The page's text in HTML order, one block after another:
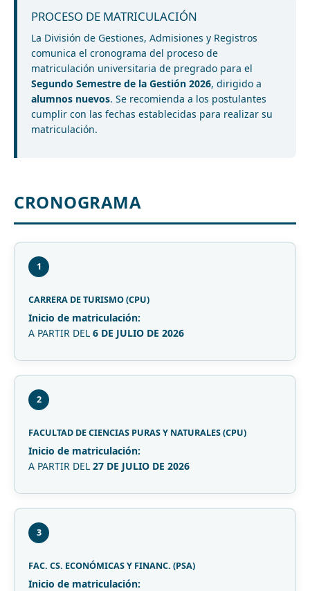
PROCESO DE MATRICULACIÓN
La División de Gestiones, Admisiones y Registros
comunica el cronograma del proceso de
matriculación universitaria de pregrado para el
Segundo Semestre de la Gestión 2026, dirigido a
alumnos nuevos. Se recomienda a los postulantes
cumplir con las fechas establecidas para realizar su
matriculación.
CRONOGRAMA
1
CARRERA DE TURISMO (CPU)
Inicio de matriculación:
A PARTIR DEL 6 DE JULIO DE 2026
2
FACULTAD DE CIENCIAS PURAS Y NATURALES (CPU)
Inicio de matriculación:
A PARTIR DEL 27 DE JULIO DE 2026
3
FAC. CS. ECONÓMICAS Y FINANC. (PSA)
Inicio de matriculación: